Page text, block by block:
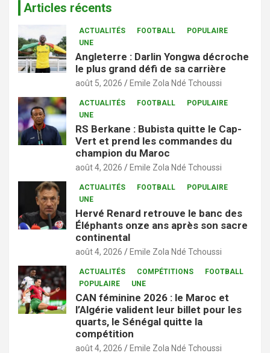
Articles récents
ACTUALITÉS FOOTBALL
POPULAIRE
UNE
Angleterre : Darlin Yongwa décroche
le plus grand défi de sa carrière
août 5, 2026 Emile Zola Ndé Tchoussi
ACTUALITÉS FOOTBALL
POPULAIRE
UNE
RS Berkane : Bubista quitte le Cap-
Vert et prend les commandes du
champion du Maroc
août 4, 2026 Emile Zola Ndé Tchoussi
ACTUALITÉS FOOTBALL
POPULAIRE
UNE
Hervé Renard retrouve le banc des
Éléphants onze ans après son sacre
continental
août 4, 2026 Emile Zola Ndé Tchoussi
ACTUALITÉS COMPÉTITIONS
FOOTBALL
POPULAIRE
UNE
CAN féminine 2026 : le Maroc et
l’Algérie valident leur billet pour les
quarts, le Sénégal quitte la
compétition
août 4, 2026 Emile Zola Ndé Tchoussi